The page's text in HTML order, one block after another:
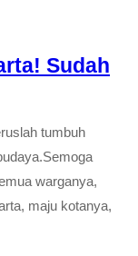
Sudah
tumbuh
warganya,
maju kotanya,